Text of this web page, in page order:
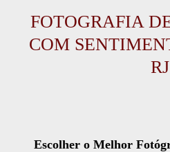
FOTOGRAFIA
COM
RJ
Escolher o Melhor